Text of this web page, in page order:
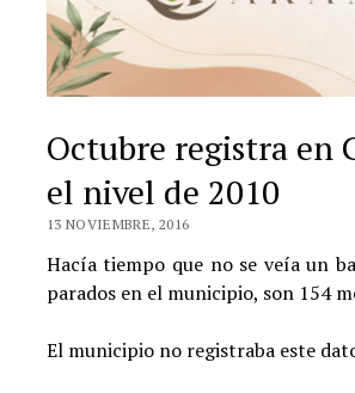
Octubre registra en
el nivel de 2010
13 NOVIEMBRE, 2016
Hacía tiempo que no se veía un
parados en el municipio, son 154
El municipio no registraba este